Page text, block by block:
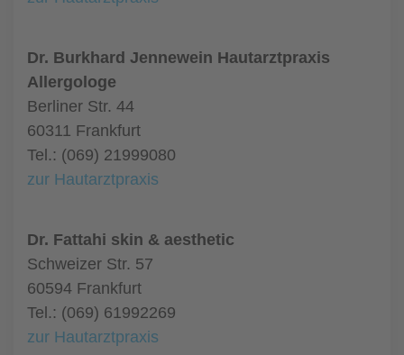
Dr. Burkhard Jennewein Hautarztpraxis
Allergologe
Berliner Str. 44
60311 Frankfurt
Tel.: (069) 21999080
zur Hautarztpraxis
Dr. Fattahi skin & aesthetic
Schweizer Str. 57
60594 Frankfurt
Tel.: (069) 61992269
zur Hautarztpraxis